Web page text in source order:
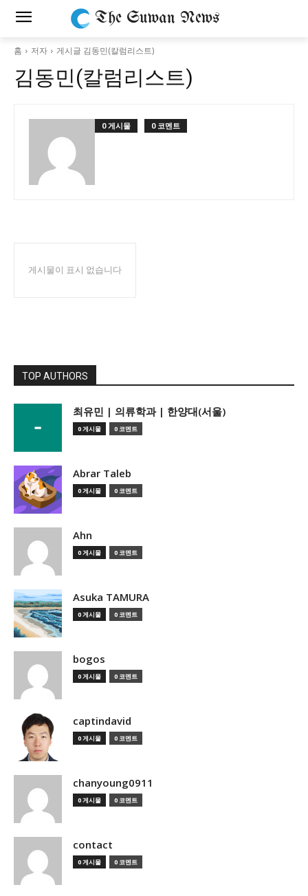
The Suwan News
홈 저자 게시글 김동민(칼럼리스트)
김동민(칼럼리스트)
0 게시물 0 코멘트
게시물이 표시 없습니다
TOP AUTHORS
­최유민 | 의류학과 | 한양대(서울)
0 게시물 0 코멘트
Abrar Taleb
0 게시물 0 코멘트
Ahn
0 게시물 0 코멘트
Asuka TAMURA
0 게시물 0 코멘트
bogos
0 게시물 0 코멘트
captindavid
0 게시물 0 코멘트
chanyoung0911
0 게시물 0 코멘트
contact
0 게시물 0 코멘트